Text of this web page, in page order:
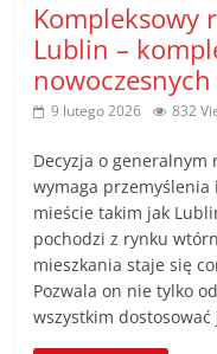
Kompleksowy
Lublin –
9 lutego 2026 832
Decyzja o
wymaga
mieście takim jak
pochodzi z rynku
mieszkania staje się
Pozwala on nie tylko
wszystkim